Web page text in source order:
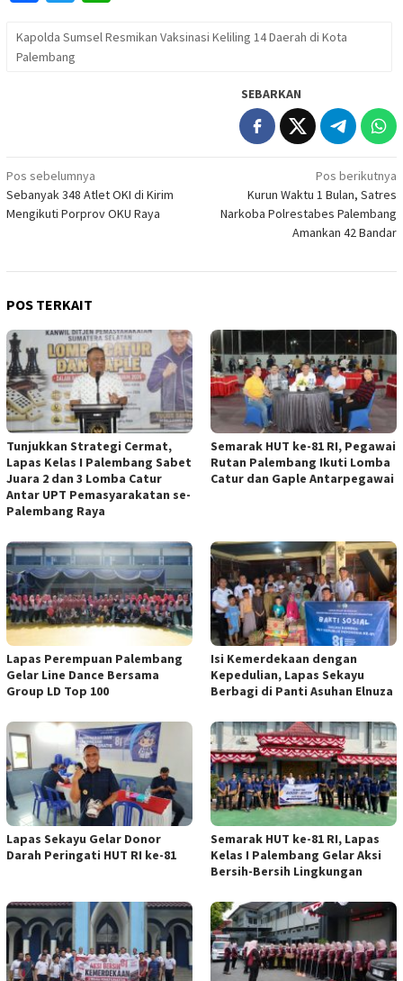
Kapolda Sumsel Resmikan Vaksinasi Keliling 14 Daerah di Kota
Palembang
SEBARKAN
Navigasi
pos
Pos sebelumnya
Sebanyak 348 Atlet OKI di Kirim
Mengikuti Porprov OKU Raya
Pos berikutnya
Kurun Waktu 1 Bulan, Satres
Narkoba Polrestabes Palembang
Amankan 42 Bandar
POS TERKAIT
Tunjukkan Strategi Cermat,
Lapas Kelas I Palembang Sabet
Juara 2 dan 3 Lomba Catur
Antar UPT Pemasyarakatan se-
Palembang Raya
Semarak HUT ke-81 RI, Pegawai
Rutan Palembang Ikuti Lomba
Catur dan Gaple Antarpegawai
Lapas Perempuan Palembang
Gelar Line Dance Bersama
Group LD Top 100
Isi Kemerdekaan dengan
Kepedulian, Lapas Sekayu
Berbagi di Panti Asuhan Elnuza
Lapas Sekayu Gelar Donor
Darah Peringati HUT RI ke-81
Semarak HUT ke-81 RI, Lapas
Kelas I Palembang Gelar Aksi
Bersih-Bersih Lingkungan